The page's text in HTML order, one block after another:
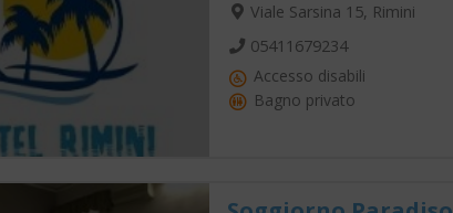
Viale Sarsina 15, Rimini
05411679234
Accesso disabili
Bagno privato